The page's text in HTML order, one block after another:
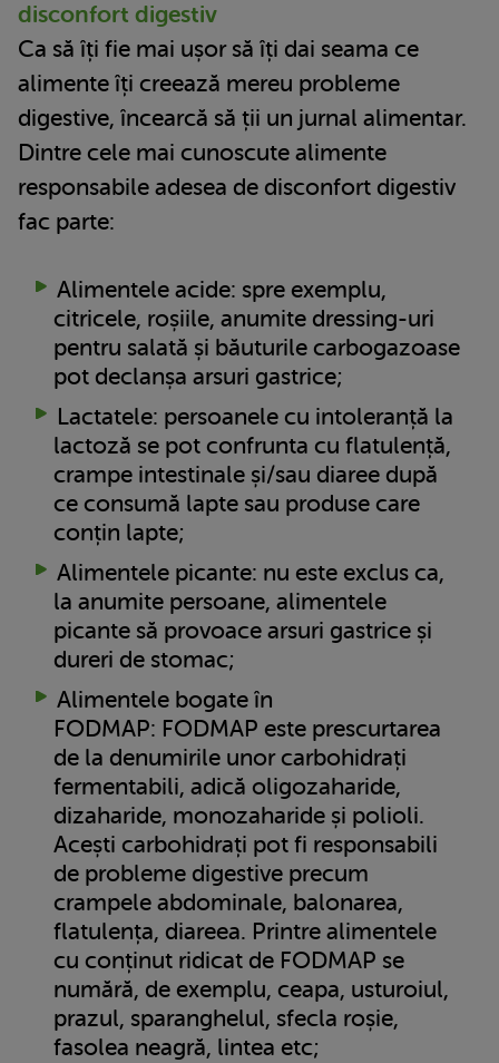
disconfort digestiv
Ca să îți fie mai ușor să îți dai seama ce
alimente îți creează mereu probleme
digestive, încearcă să ții un jurnal alimentar.
Dintre cele mai cunoscute alimente
responsabile adesea de disconfort digestiv
fac parte:
Alimentele acide: spre exemplu,
citricele, roșiile, anumite dressing-uri
pentru salată și băuturile carbogazoase
pot declanșa arsuri gastrice;
Lactatele: persoanele cu intoleranță la
lactoză se pot confrunta cu flatulență,
crampe intestinale și/sau diaree după
ce consumă lapte sau produse care
conțin lapte;
Alimentele picante: nu este exclus ca,
la anumite persoane, alimentele
picante să provoace arsuri gastrice și
dureri de stomac;
Alimentele bogate în
FODMAP: FODMAP este prescurtarea
de la denumirile unor carbohidrați
fermentabili, adică oligozaharide,
dizaharide, monozaharide și polioli.
Acești carbohidrați pot fi responsabili
de probleme digestive precum
crampele abdominale, balonarea,
flatulența, diareea. Printre alimentele
cu conținut ridicat de FODMAP se
numără, de exemplu, ceapa, usturoiul,
prazul, sparanghelul, sfecla roșie,
fasolea neagră, lintea etc;